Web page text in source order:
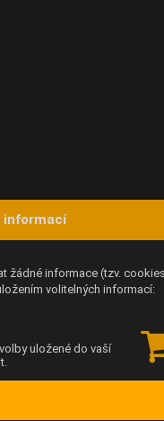
informací
žádné informace (tzv.
volitelných informací:
uložené do vaší